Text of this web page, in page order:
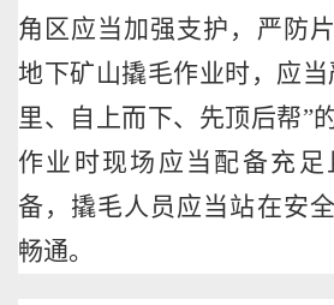
角区应当加强支护，严防
地下矿山撬毛作业时，应
里、自上而下、先顶后帮”
作业时现场应当配备充
备，撬毛人员应当站在安
畅通。